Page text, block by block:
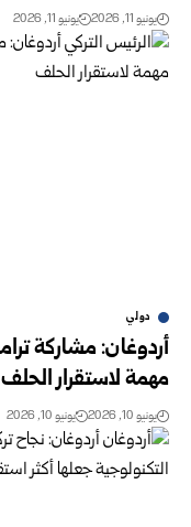
يونيو 11, 2026 يونيو 11, 2026
دولي
أردوغان: مشاركة
مهمة لاستقرار الحلف
يونيو 10, 2026 يونيو 10, 2026